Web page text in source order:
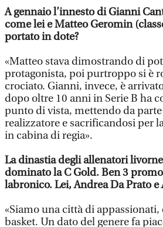
A gennaio l’innesto di Gianni
come lei e Matteo Geromin
portato in dote?
«Matteo stava dimostrando di
protagonista, poi purtroppo si è
crociato. Gianni, invece, è
dopo oltre 10 anni in Serie B ha
punto di vista, mettendo da
realizzatore e sacrificandosi per
in cabina di regia».
La dinastia degli allenatori
dominato la C Gold. Ben 3
labronico. Lei, Andrea Da Prato
«Siamo una città di appassionati,
basket. Un dato del genere fa